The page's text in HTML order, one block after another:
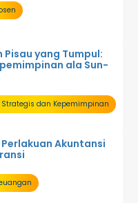
Pisau yang Tumpul:
ala Sun-
dan Kepemimpinan
Perlakuan Akuntansi